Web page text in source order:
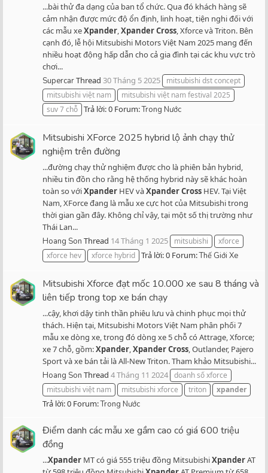
...bài thử đa dạng của ban tổ chức. Qua đó khách hàng sẽ
cảm nhận được mức độ ổn định, linh hoạt, tiện nghi đối với
các mẫu xeXpander,XpanderCross, Xforce và Triton. Bên
cạnh đó, lễ hội Mitsubishi Motors Việt Nam 2025 mang đến
nhiều hoạt động hấp dẫn cho cả gia đình tại các khu vực trò
chơi...
SupercarThread 30 Tháng 5 2025
mitsubishi dst concept
mitsubishi việt nam
mitsubishi việt nam festival 2025
suv 7 chỗ Trả lời: 0 Forum:Trong Nước
Mitsubishi XForce 2025 hybrid lộ ảnh chạy thử
nghiệm trên đường
...đường chạy thử nghiệm được cho là phiên bản hybrid,
nhiều tin đồn cho rằng hệ thống hybrid này sẽ khác hoàn
toàn so vớiXpander HEV vàXpanderCross HEV. Tại Việt
Nam, XForce đang là mẫu xe cực hot của Mitsubishi trong
thời gian gần đây. Không chỉ vậy, tại một số thị trường như
Thái Lan...
Hoang Son Thread 14 Tháng 1 2025 mitsubishi
xforce
xforce hev
xforce hybrid Trả lời: 0 Forum:Thế Giới Xe
Mitsubishi Xforce đạt mốc 10.000 xe sau 8 tháng và
liên tiếp trong top xe bán chạy
...cậy, khơi dậy tinh thần phiêu lưu và chinh phục mọi thử
thách. Hiện tại, Mitsubishi Motors Việt Nam phân phối 7
mẫu xe dòng xe, trong đó dòng xe 5 chỗ có Attrage, Xforce;
xe 7 chỗ, gồm:Xpander,XpanderCross, Outlander, Pajero
Sport và xe bán tải là All-New Triton. Tham khảo Mitsubishi...
Hoang Son Thread 4 Tháng 11 2024 doanh số xforce
mitsubishi việt nam
mitsubishi xforce triton xpander
Trả lời: 0 Forum:Trong Nước
Điểm danh các mẫu xe gầm cao có giá 600 triệu
đồng
...Xpander MT có giá 555 triệu đồng MitsubishiXpanderAT